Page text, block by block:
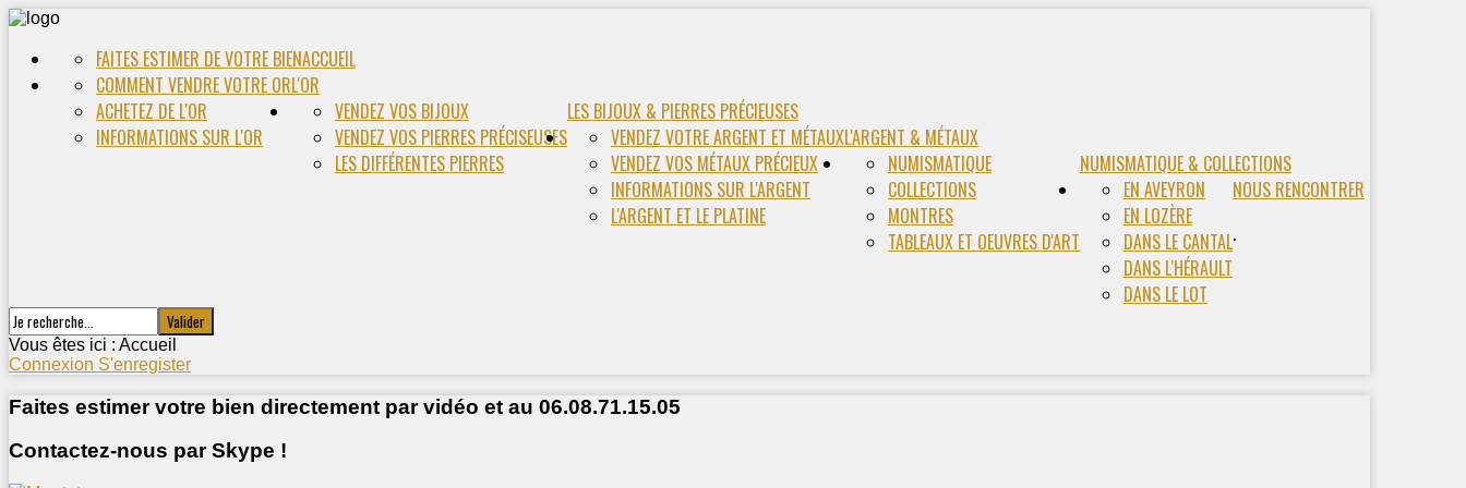
ACCUEIL
FAITES ESTIMER DE VOTRE BIEN
L'OR
COMMENT VENDRE VOTRE OR
ACHETEZ DE L'OR
INFORMATIONS SUR L'OR
LES BIJOUX & PIERRES PRÉCIEUSES
VENDEZ VOS BIJOUX
VENDEZ VOS PIERRES PRÉCISEUSES
LES DIFFÉRENTES PIERRES
L'ARGENT & MÉTAUX
VENDEZ VOTRE ARGENT ET MÉTAUX
VENDEZ VOS MÉTAUX PRÉCIEUX
INFORMATIONS SUR L'ARGENT
L'ARGENT ET LE PLATINE
NUMISMATIQUE & COLLECTIONS
NUMISMATIQUE
COLLECTIONS
MONTRES
TABLEAUX ET OEUVRES D'ART
NOUS RENCONTRER
EN AVEYRON
EN LOZÈRE
DANS LE CANTAL
DANS L'HÉRAULT
DANS LE LOT
.
Vous êtes ici : Accueil
Connexion S'enregister
Faites estimer votre bien directement par vidéo et au 06.08.71.15.05
Contactez-nous par Skype !